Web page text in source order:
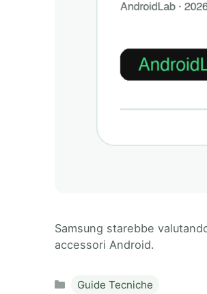
Samsung starebbe
accessori Android.
Categories
Guide Tecniche